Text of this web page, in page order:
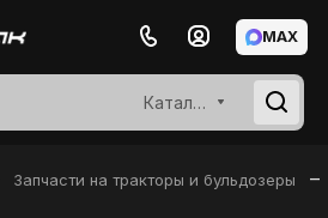
Каталог
MAX
Запчасти на тракторы и бульдозеры –